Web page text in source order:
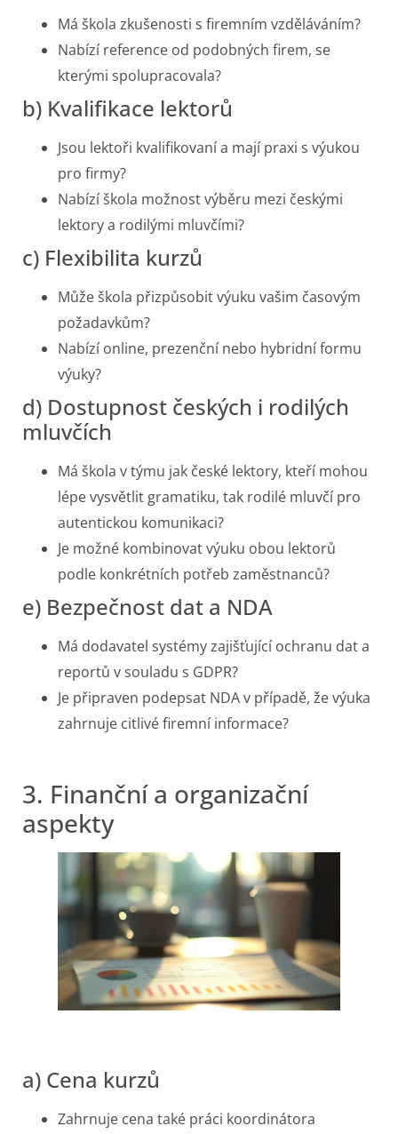
Má škola zkušenosti s firemním vzděláváním?
Nabízí reference od podobných firem, se
kterými spolupracovala?
b) Kvalifikace lektorů
Jsou lektoři kvalifikovaní a mají praxi s výukou
pro firmy?
Nabízí škola možnost výběru mezi českými
lektory a rodilými mluvčími?
c) Flexibilita kurzů
Může škola přizpůsobit výuku vašim časovým
požadavkům?
Nabízí online, prezenční nebo hybridní formu
výuky?
d) Dostupnost českých i rodilých
mluvčích
Má škola v týmu jak české lektory, kteří mohou
lépe vysvětlit gramatiku, tak rodilé mluvčí pro
autentickou komunikaci?
Je možné kombinovat výuku obou lektorů
podle konkrétních potřeb zaměstnanců?
e) Bezpečnost dat a NDA
Má dodavatel systémy zajišťující ochranu dat a
reportů v souladu s GDPR?
Je připraven podepsat NDA v případě, že výuka
zahrnuje citlivé firemní informace?
3. Finanční a organizační
aspekty
a) Cena kurzů
Zahrnuje cena také práci koordinátora